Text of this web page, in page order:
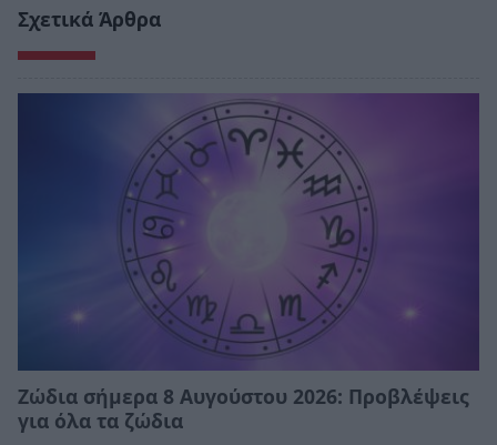
Σχετικά Άρθρα
Ζώδια σήμερα 8 Αυγούστου 2026: Προβλέψεις
για όλα τα ζώδια